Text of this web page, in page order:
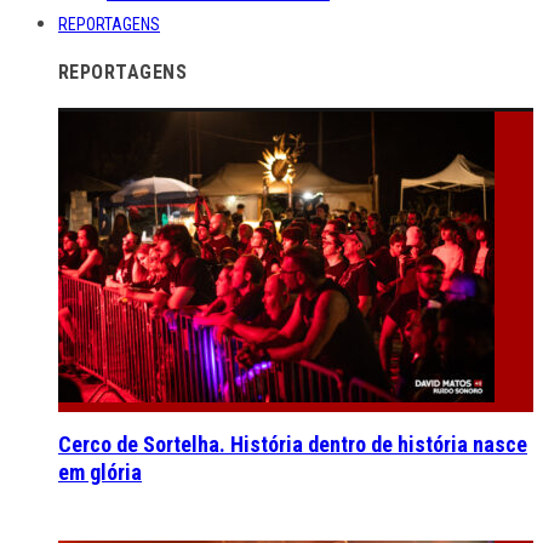
REPORTAGENS
REPORTAGENS
Cerco de Sortelha. História dentro de história nasce
em glória